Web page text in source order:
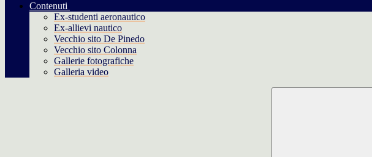
Contenuti
Ex-studenti aeronautico
Ex-allievi nautico
Vecchio sito De Pinedo
Vecchio sito Colonna
Gallerie fotografiche
Galleria video